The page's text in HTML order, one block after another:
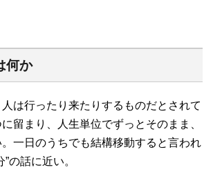
何か
人は行ったり来たりするものだとされて
留まり、人生単位でずっとそのまま、
一日のうちでも結構移動すると言われ
の話に近い。